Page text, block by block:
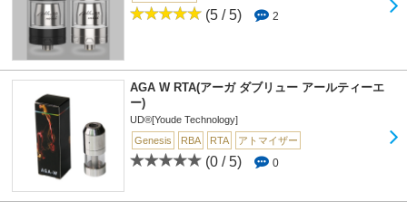
(5 / 5) 2
AGA W RTA(アーガ ダブリュー アールティーエ
ー)
UD®[Youde Technology]
Genesis
RBA RTA アトマイザー
(0 / 5) 0